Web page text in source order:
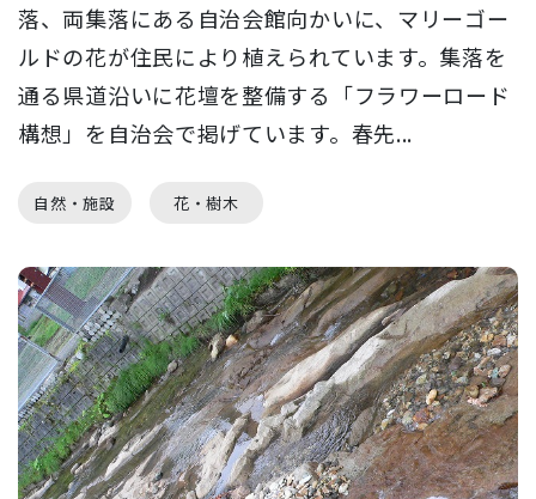
落、両集落にある自治会館向かいに、マリーゴー
ルドの花が住民により植えられています。集落を
通る県道沿いに花壇を整備する「フラワーロード
構想」を自治会で掲げています。春先...
自然・施設 花・樹木